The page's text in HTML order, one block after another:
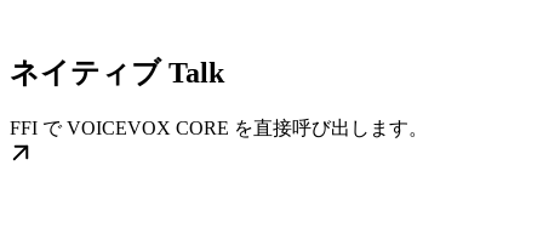
ネイティブ Talk
FFI で VOICEVOX CORE を直接呼び出します。